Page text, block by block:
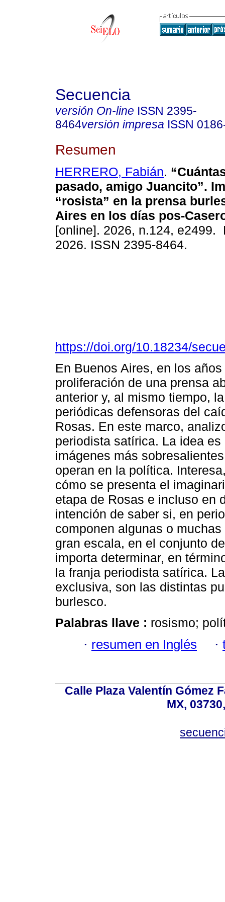
Secuencia
versión On-line ISSN 2395-
8464versión impresa ISSN
Resumen
HERRERO, Fabián.
pasado, amigo Juancito”.
“rosista” en la prensa
Aires en los días pos-
[online]. 2026, n.124, e2499.
2026. ISSN 2395-8464.
https://doi.org/10.18234/
En Buenos Aires, en los
proliferación de una prensa
anterior y, al mismo tiempo,
periódicas defensoras del
Rosas. En este marco,
periodista satírica. La idea
imágenes más
operan en la política.
cómo se presenta el
etapa de Rosas e incluso en
intención de saber si, en
componen algunas o
gran escala, en el conjunto
importa determinar, en
la franja periodista satírica.
exclusiva, son las distintas
burlesco.
Palabras llave : rosismo;
· resumen en Inglés ·
Calle Plaza Valentín Gómez
MX,